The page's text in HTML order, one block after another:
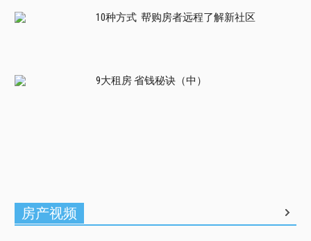
10种方式 帮购房者远程了解新社区
9大租房 省钱秘诀（中）
房产视频